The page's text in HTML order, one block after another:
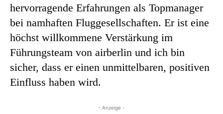
hervorragende Erfahrungen als Topmanager
bei namhaften Fluggesellschaften. Er ist eine
höchst willkommene Verstärkung im
Führungsteam von airberlin und ich bin
sicher, dass er einen unmittelbaren, positiven
Einfluss haben wird.
- Anzeige -